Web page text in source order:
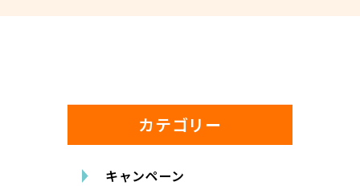
カテゴリー
キャンペーン